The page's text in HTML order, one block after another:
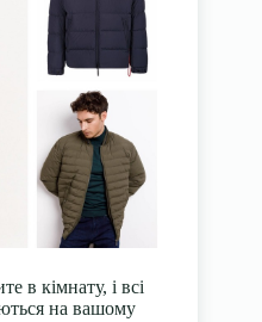
в кімнату, і всі
на вашому